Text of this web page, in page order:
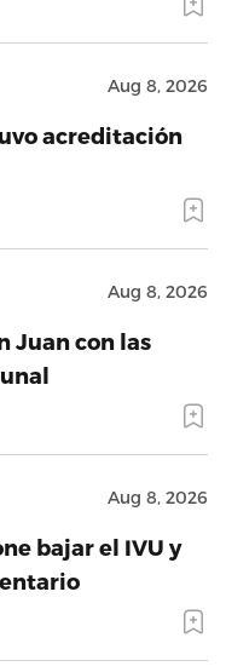
Aug 8, 2026
acreditación
Aug 8, 2026
Juan con las
Aug 8, 2026
bajar el IVU y